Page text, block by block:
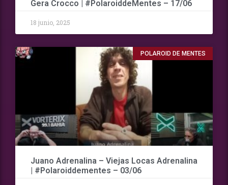
Gera Crocco | #PolaroiddeMentes – 17/06
18 junio, 2025
POLAROID DE MENTES
Juano Adrenalina – Viejas Locas Adrenalina
| #Polaroiddementes – 03/06